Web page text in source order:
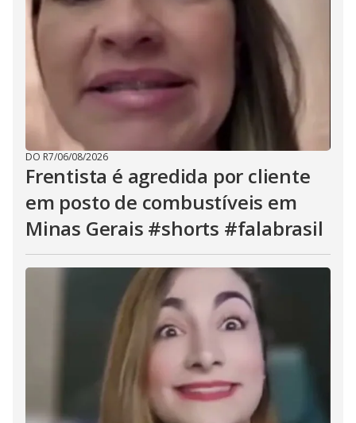
DO R7/06/08/2026
Frentista é agredida por cliente
em posto de combustíveis em
Minas Gerais #shorts #falabrasil